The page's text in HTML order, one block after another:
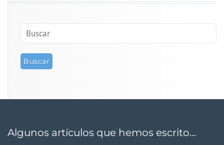
Algunos artículos que hemos escrito…